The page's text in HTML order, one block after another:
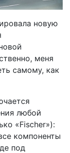
новую
меня
самому, как
любой
«Fischer»):
компоненты
под